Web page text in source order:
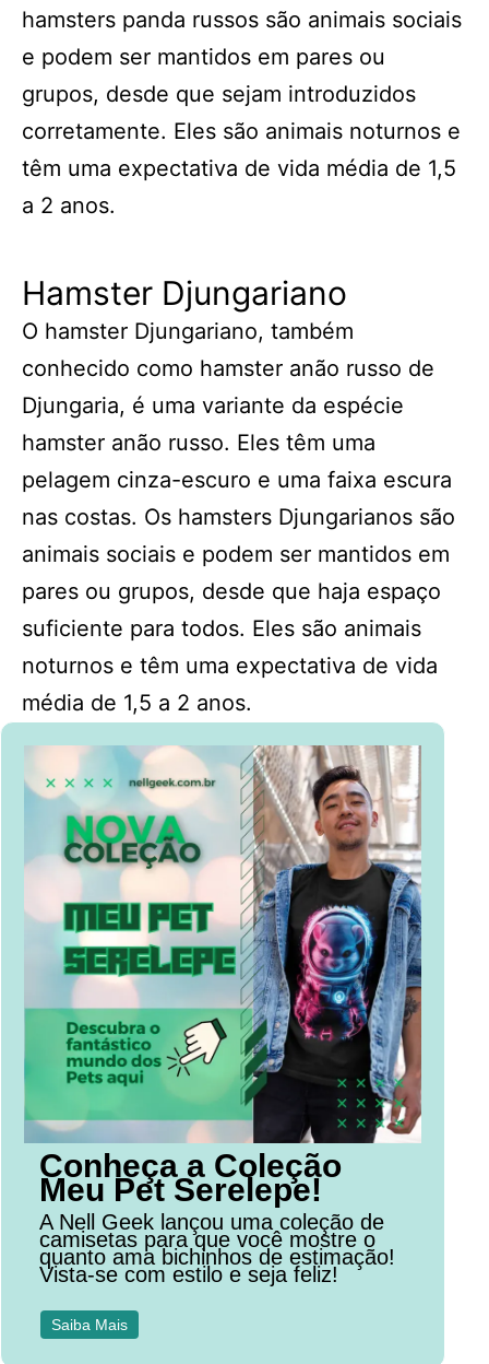
hamsters panda russos são animais sociais
e podem ser mantidos em pares ou
grupos, desde que sejam introduzidos
corretamente. Eles são animais noturnos e
têm uma expectativa de vida média de 1,5
a 2 anos.
Hamster Djungariano
O hamster Djungariano, também
conhecido como hamster anão russo de
Djungaria, é uma variante da espécie
hamster anão russo. Eles têm uma
pelagem cinza-escuro e uma faixa escura
nas costas. Os hamsters Djungarianos são
animais sociais e podem ser mantidos em
pares ou grupos, desde que haja espaço
suficiente para todos. Eles são animais
noturnos e têm uma expectativa de vida
média de 1,5 a 2 anos.
Conheça a Coleção
Meu Pet Serelepe!
A Nell Geek lançou uma coleção de
camisetas para que você mostre o
quanto ama bichinhos de estimação!
Vista-se com estilo e seja feliz!
Saiba Mais